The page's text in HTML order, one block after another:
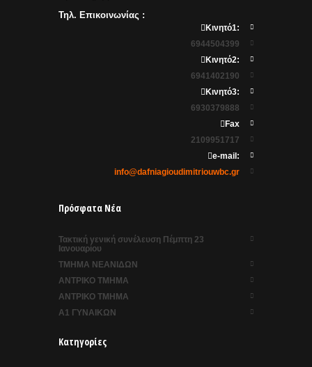
Τηλ. Επικοινωνίας :
Κινητό1:
6944504399
Κινητό2:
6941402190
Κινητό3:
6930379888
Fax
2109951717
e-mail:
info@dafniagioudimitriouwbc.gr
Πρόσφατα Νέα
Τακτική γενική συνέλευση Πέμπτη 23
Ιανουαρίου
ΤΜΗΜΑ ΝΕΑΝΙΔΩΝ
ΑΝΤΡΙΚΟ ΤΜΗΜΑ
ΑΝΤΡΙΚΟ ΤΜΗΜΑ
Α1 ΓΥΝΑΙΚΩΝ
Κατηγορίες